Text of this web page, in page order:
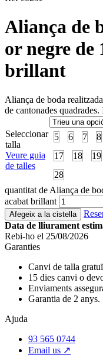
Aliança de
or negre de
brillant
Aliança de boda
de cantonades quadrades.
Seleccionar
talla
Veure guia
de talles
5 6 7 8
17
18 19
28
quantitat de Aliança de
acabat brillant
Afegeix a la cistella
Data de lliurament
Rebi-ho el 25/08/2026
Garanties
Canvi de talla
15 dies canvi o
Enviaments
Garantia de 2 anys.
Ajuda
93 565 0744
Email us ↗︎